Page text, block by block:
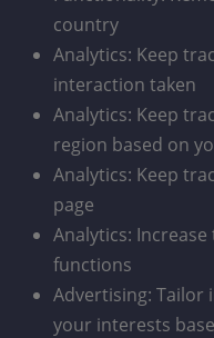
country
Analytics: Keep
interaction taken
Analytics: Keep
region based on
Analytics: Keep
page
Analytics:
functions
Advertising:
your interests